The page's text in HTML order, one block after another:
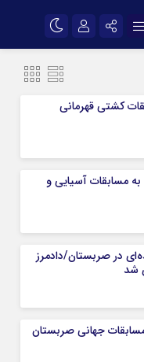
کشتی قهرمانی
به مسابقات آسیایی و
در صربستان/دادمرز
شد